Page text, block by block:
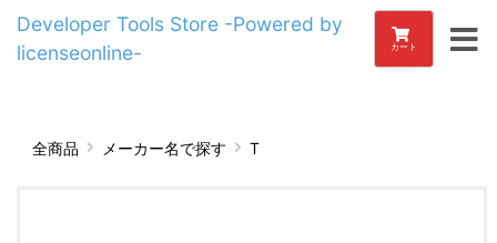
Developer Tools Store -Powered by
licenseonline-
カート
全商品 メーカー名で探す T